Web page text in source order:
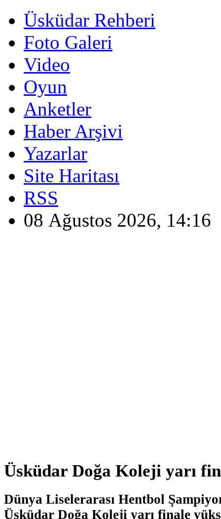
Üsküdar Rehberi
Foto Galeri
Video
Oyun
Anketler
Haber Arşivi
Yazarlar
Site Haritası
RSS
08 Ağustos 2026, 14:16
Üsküdar Doğa Koleji yarı
Dünya Liselerarası Hentbol
Üsküdar Doğa Koleji yarı finale